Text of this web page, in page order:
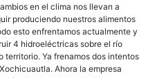
en el clima nos llevan a
produciendo nuestros alimentos
esto enfrentamos actualmente y
4 hidroeléctricas sobre el río
territorio. Ya frenamos dos intentos
Ahora la empresa